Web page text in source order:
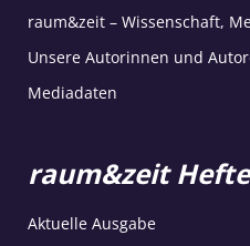
raum&zeit – Wissenschaft,
Unsere Autorinnen und
Mediadaten
raum&zeit Hefte
Aktuelle Ausgabe